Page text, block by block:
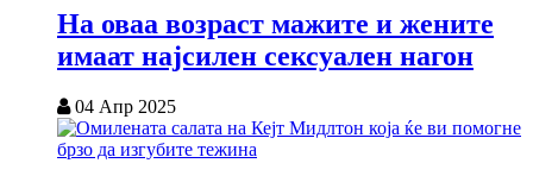
На оваа возраст мажите и жените
имаат најсилен сексуален нагон
04 Апр 2025